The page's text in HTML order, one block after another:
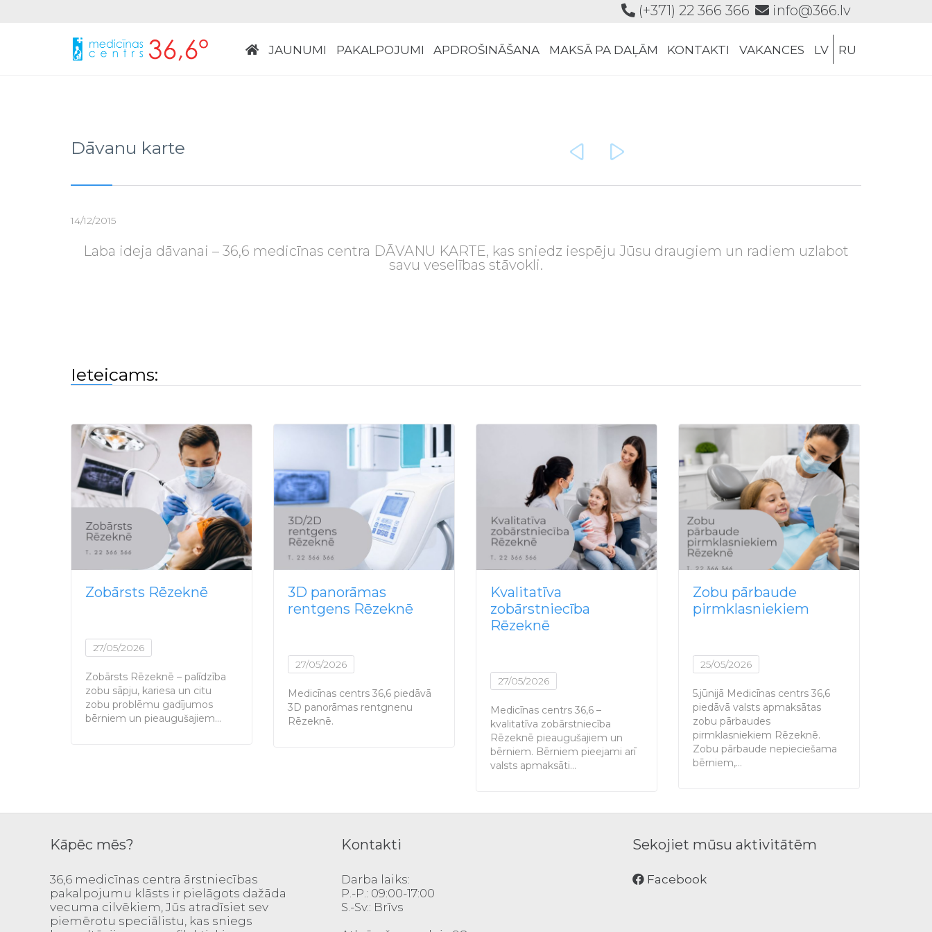
(+371) 22 366 366
info@366.lv
JAUNUMI PAKALPOJUMI APDROŠINĀŠANA MAKSĀ PA DAĻĀM KONTAKTI VAKANCES LV RU
Dāvanu karte  
14/12/2015
Laba ideja dāvanai – 36,6 medicīnas centra DĀVANU KARTE, kas sniedz iespēju Jūsu draugiem un radiem uzlabot
savu veselības stāvokli.
Ieteicams:
Zobārsts Rēzeknē
27/05/2026
Zobārsts Rēzeknē – palīdzība
zobu sāpju, kariesa un citu
zobu problēmu gadījumos
bērniem un pieaugušajiem…
3D panorāmas
rentgens Rēzeknē
27/05/2026
Medicīnas centrs 36,6 piedāvā
3D panorāmas rentgnenu
Rēzeknē.
Kvalitatīva
zobārstniecība
Rēzeknē
27/05/2026
Medicīnas centrs 36,6 –
kvalitatīva zobārstniecība
Rēzeknē pieaugušajiem un
bērniem. Bērniem pieejami arī
valsts apmaksāti…
Zobu pārbaude
pirmklasniekiem
25/05/2026
5.jūnijā Medicīnas centrs 36,6
piedāvā valsts apmaksātas
zobu pārbaudes
pirmklasniekiem Rēzeknē.
Zobu pārbaude nepieciešama
bērniem,…
Kāpēc mēs?
36,6 medicīnas centra ārstniecības
pakalpojumu klāsts ir pielāgots dažāda
vecuma cilvēkiem, Jūs atradīsiet sev
piemērotu speciālistu, kas sniegs
Kontakti
Darba laiks:
P.-P.: 09:00-17:00
S.-Sv.: Brīvs
Sekojiet mūsu aktivitātēm
Facebook